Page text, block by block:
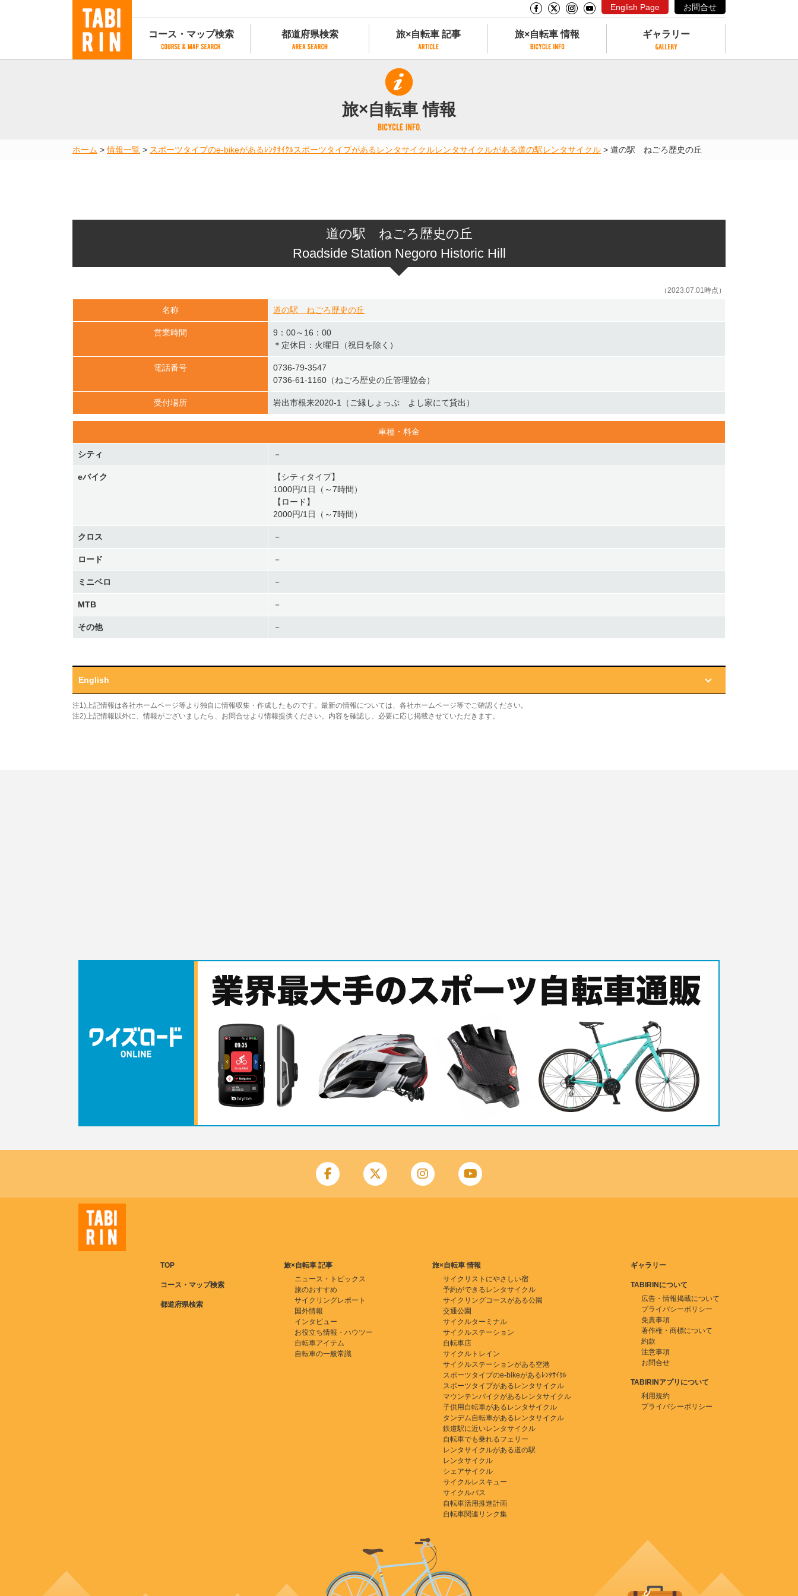
English Page お問合せ
コース・マップ検索
地図から検索
都道府県検索
都道府県別サイクリング情報
都道府県アクセスランキング
旅×自転車 記事
旅×自転車 記事
記事一覧
カテゴリから探す
タグから探す
旅×自転車 情報
サイクリストにやさしい宿
サイクルトレイン
予約ができるレンタサイクル
タンデム自転車があるレンタサイクル
レンタサイクルがある道の駅
サイクルターミナル
ギャラリー
旅×自転車 情報
ホーム >情報一覧 > スポーツタイプのe-bikeがあるﾚﾝﾀｻｲｸﾙスポーツタイプがあるレンタサイクルレンタサイクルがある道の駅レンタサイクル > 道の駅 ねごろ歴史の丘
道の駅 ねごろ歴史の丘
Roadside Station Negoro Historic Hill
（2023.07.01時点）
名称 道の駅 ねごろ歴史の丘
営業時間
9：00～16：00
＊定休日：火曜日（祝日を除く）
電話番号
0736-79-3547
0736-61-1160（ねごろ歴史の丘管理協会）
受付場所 岩出市根来2020-1（ご縁しょっぷ よし家にて貸出）
車種・料金
シティ －
eバイク
【シティタイプ】
1000円/1日（～7時間）
【ロード】
2000円/1日（～7時間）
クロス －
ロード －
ミニベロ －
MTB －
その他 －
English
注1)上記情報は各社ホームページ等より独自に情報収集・作成したものです。最新の情報については、各社ホームページ等でご確認ください。
注2)上記情報以外に、情報がございましたら、お問合せより情報提供ください。内容を確認し、必要に応じ掲載させていただきます。
TOP
コース・マップ検索
都道府県検索
旅×自転車 記事
ニュース・トピックス
旅のおすすめ
サイクリングレポート
国外情報
インタビュー
お役立ち情報・ハウツー
自転車アイテム
自転車の一般常識
旅×自転車 情報
サイクリストにやさしい宿
予約ができるレンタサイクル
サイクリングコースがある公園
交通公園
サイクルターミナル
サイクルステーション
自転車店
サイクルトレイン
サイクルステーションがある空港
スポーツタイプのe-bikeがあるﾚﾝﾀｻｲｸﾙ
スポーツタイプがあるレンタサイクル
マウンテンバイクがあるレンタサイクル
子供用自転車があるレンタサイクル
タンデム自転車があるレンタサイクル
鉄道駅に近いレンタサイクル
自転車でも乗れるフェリー
レンタサイクルがある道の駅
レンタサイクル
シェアサイクル
サイクルレスキュー
サイクルバス
自転車活用推進計画
自転車関連リンク集
ギャラリー
TABIRINについて
広告・情報掲載について
プライバシーポリシー
免責事項
著作権・商標について
約款
注意事項
お問合せ
TABIRINアプリについて
利用規約
プライバシーポリシー